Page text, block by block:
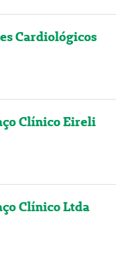
Cardiológicos
Clínico Eireli
Clínico Ltda